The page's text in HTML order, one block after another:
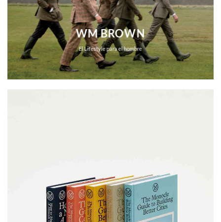
WM BROWN
El Lifestyle para el hombre